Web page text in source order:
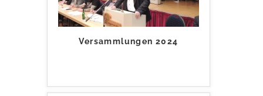
Versammlungen 2024